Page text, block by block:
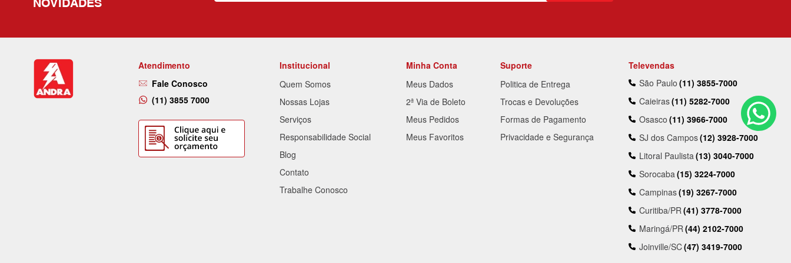
NOVIDADES
Atendimento
Fale Conosco
(11) 3855 7000
Institucional
Quem Somos
Nossas Lojas
Serviços
Responsabilidade Social
Blog
Contato
Trabalhe Conosco
Minha Conta
Meus Dados
2ª Via de Boleto
Meus Pedidos
Meus Favoritos
Suporte
Politica de Entrega
Trocas e Devoluções
Formas de Pagamento
Privacidade e Segurança
Televendas
São Paulo (11) 3855-7000
Caieiras(11) 5282-7000
Osasco (11) 3966-7000
SJ dos Campos(12) 3928-7000
Litoral Paulista(13) 3040-7000
Sorocaba(15) 3224-7000
Campinas(19) 3267-7000
Curitiba/PR(41) 3778-7000
Maringá/PR(44) 2102-7000
Joinville/SC(47) 3419-7000